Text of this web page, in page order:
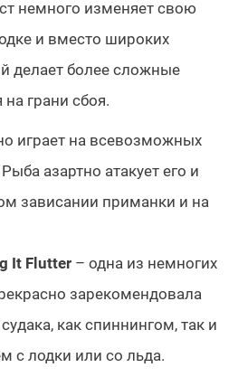
немного изменяет свою
и вместо широких
делает более сложные
грани сбоя.
играет на всевозможных
азартно атакует его и
зависании приманки и на
It Flutter – одна из немногих
зарекомендовала
как спиннингом, так и
с лодки или со льда.